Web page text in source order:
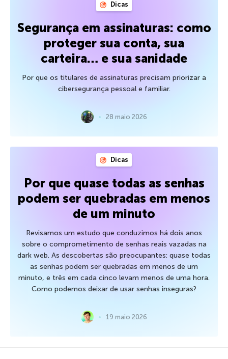
Dicas
Segurança em assinaturas: como
proteger sua conta, sua
carteira… e sua sanidade
Por que os titulares de assinaturas precisam priorizar a
cibersegurança pessoal e familiar.
28 maio 2026
Dicas
Por que quase todas as senhas
podem ser quebradas em menos
de um minuto
Revisamos um estudo que conduzimos há dois anos
sobre o comprometimento de senhas reais vazadas na
dark web. As descobertas são preocupantes: quase todas
as senhas podem ser quebradas em menos de um
minuto, e três em cada cinco levam menos de uma hora.
Como podemos deixar de usar senhas inseguras?
19 maio 2026